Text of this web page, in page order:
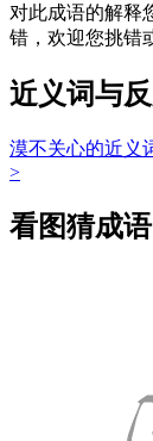
对此成语的解释
错，欢迎您挑错
近义词与
漠不关心的近义
>
看图猜成语